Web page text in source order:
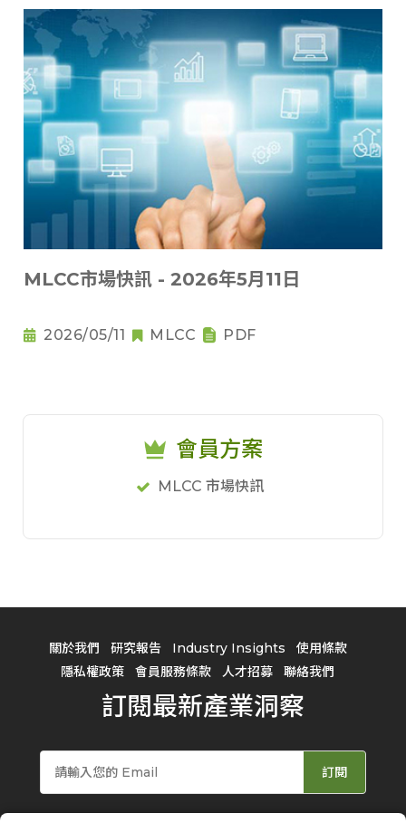
MLCC市場快訊 - 2026年5月11日
2026/05/11 MLCC PDF
會員方案
MLCC 市場快訊
關於我們 研究報告 Industry Insights
使用條款
隱私權政策
會員服務條款 人才招募 聯絡我們
訂閱最新產業洞察
訂閱